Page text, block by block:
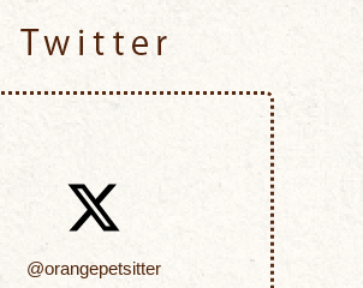
@orangepetsitter